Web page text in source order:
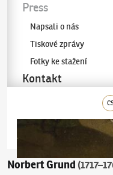
Press
Napsali o nás
Tiskové zprávy
Fotky ke stažení
Kontakt
Norbert Grund